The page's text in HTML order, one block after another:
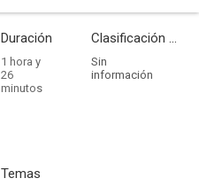
Duración
1 hora y
26
minutos
Clasificación por edades
Sin
información
Temas